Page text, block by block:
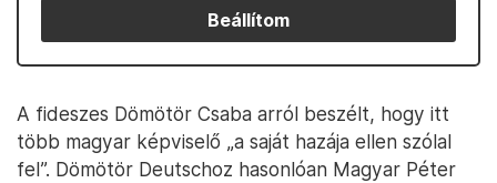
Beállítom
A fideszes Dömötör Csaba arról beszélt, hogy itt
több magyar képviselő „a saját hazája ellen szólal
fel”. Dömötör Deutschoz hasonlóan Magyar Péter